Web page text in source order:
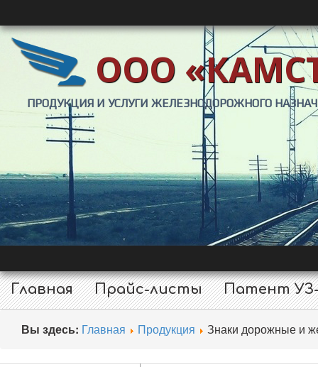
ООО
ПРОДУКЦИЯ И УСЛУГИ ЖЕЛЕЗНОДОРОЖНОГО
Главная Прайс-листы Патент УЗ-
Вы здесь: Главная Продукция Знаки дорожные и